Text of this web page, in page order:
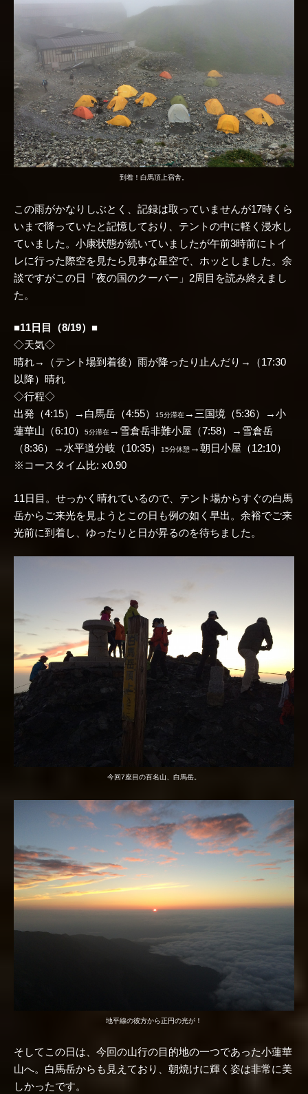
到着！白馬頂上宿舎。
この雨がかなりしぶとく、記録は取っていませんが17時くら
いまで降っていたと記憶しており、テントの中に軽く浸水し
ていました。小康状態が続いていましたが午前3時前にトイ
レに行った際空を見たら見事な星空で、ホッとしました。余
談ですがこの日「夜の国のクーパー」2周目を読み終えまし
た。
■11日目（8/19）■
◇天気◇
晴れ→（テント場到着後）雨が降ったり止んだり→（17:30
以降）晴れ
◇行程◇
出発（4:15）→白馬岳（4:55）
15分滞在 →三国境（5:36）→小
蓮華山（6:10）
5分滞在 →雪倉岳非難小屋（7:58）→雪倉岳
（8:36）→水平道分岐（10:35）
15分休憩 →朝日小屋（12:10）
※コースタイム比: x0.90
11日目。せっかく晴れているので、テント場からすぐの白馬
岳からご来光を見ようとこの日も例の如く早出。余裕でご来
光前に到着し、ゆったりと日が昇るのを待ちました。
今回7座目の百名山、白馬岳。
地平線の彼方から正円の光が！
そしてこの日は、今回の山行の目的地の一つであった小蓮華
山へ。白馬岳からも見えており、朝焼けに輝く姿は非常に美
しかったです。